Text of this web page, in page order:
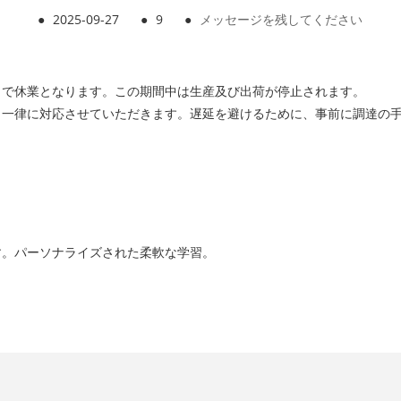
● 2025-09-27 ● 9 ● メッセージを残してください
業となります。この期間中は生産及び出荷が停止されます。
に対応させていただきます。遅延を避けるために、事前に調達の
パーソナライズされた柔軟な学習。